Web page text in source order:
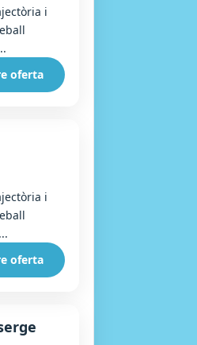
i
oferta
i
oferta